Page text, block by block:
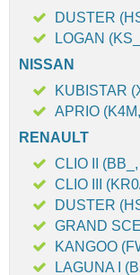
DUSTER
LOGAN
NISSAN
KUBISTAR
APRIO
RENAULT
CLIO II
CLIO III
DUSTER
GRAND
KANGOO
LAGUNA I